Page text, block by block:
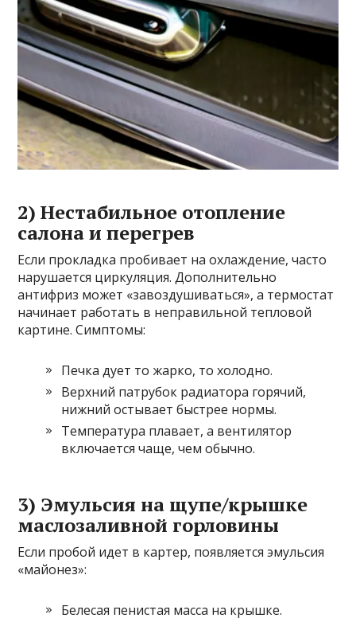
2) Нестабильное отопление
салона и перегрев
Если прокладка пробивает на охлаждение, часто
нарушается циркуляция. Дополнительно
антифриз может «завоздушиваться», а термостат
начинает работать в неправильной тепловой
картине. Симптомы:
Печка дует то жарко, то холодно.
Верхний патрубок радиатора горячий,
нижний остывает быстрее нормы.
Температура плавает, а вентилятор
включается чаще, чем обычно.
3) Эмульсия на щупе/крышке
маслозаливной горловины
Если пробой идет в картер, появляется эмульсия
«майонез»:
Белесая пенистая масса на крышке.